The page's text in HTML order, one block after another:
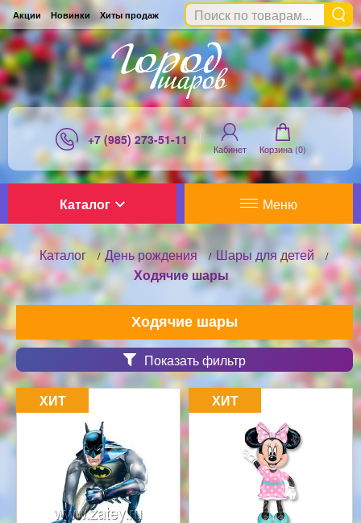
Акции Новинки Хиты продаж
+7 (985) 273-51-11
Кабинет Корзина (0)
Каталог Меню
Каталог / День рождения / Шары для детей /
Ходячие шары
Ходячие шары
Показать фильтр
ХИТ ХИТ